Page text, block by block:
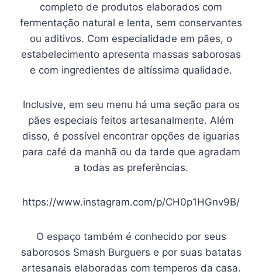
completo de produtos elaborados com
fermentação natural e lenta, sem conservantes
ou aditivos. Com especialidade em pães, o
estabelecimento apresenta massas saborosas
e com ingredientes de altíssima qualidade.
Inclusive, em seu menu há uma seção para os
pães especiais feitos artesanalmente. Além
disso, é possível encontrar opções de iguarias
para café da manhã ou da tarde que agradam
a todas as preferências.
https://www.instagram.com/p/CH0p1HGnv9B/
O espaço também é conhecido por seus
saborosos Smash Burguers e por suas batatas
artesanais elaboradas com temperos da casa.